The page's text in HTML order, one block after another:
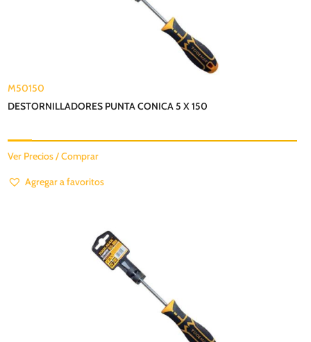
M50150
DESTORNILLADORES PUNTA CONICA 5 X 150
Ver Precios / Comprar
Agregar a favoritos